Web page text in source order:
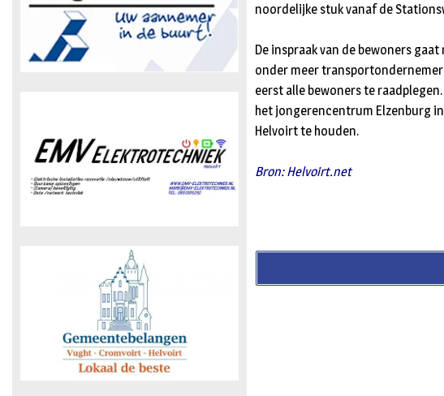
noordelijke stuk vanaf de
De inspraak van de bewoners
onder meer transportondernemer
eerst alle bewoners te
het jongerencentrum Elzenburg
Helvoirt te houden.
Bron: Helvoirt.net